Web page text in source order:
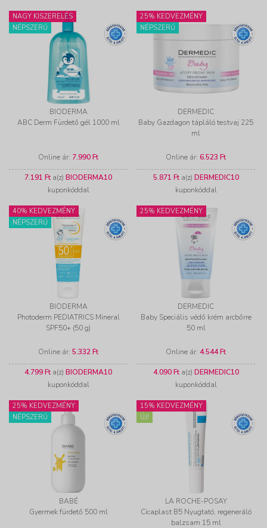
NAGY KISZERELÉS
NÉPSZERŰ
BIODERMA
ABC Derm Fürdető gél 1000 ml
Online ár: 7.990 Ft
7.191 Ft a(z) BIODERMA10
kuponkóddal
25% KEDVEZMÉNY
NÉPSZERŰ
DERMEDIC
Baby Gazdagon tápláló testvaj 225
ml
Online ár: 6.523 Ft
5.871 Fta(z) DERMEDIC10
kuponkóddal
40% KEDVEZMÉNY
NÉPSZERŰ
BIODERMA
Photoderm PEDIATRICS Mineral
SPF50+ (50 g)
Online ár: 5.332 Ft
4.799 Ft a(z) BIODERMA10
kuponkóddal
25% KEDVEZMÉNY
DERMEDIC
Baby Speciális védő krém arcbőrre
50 ml
Online ár: 4.544 Ft
4.090 Fta(z) DERMEDIC10
kuponkóddal
25% KEDVEZMÉNY
NÉPSZERŰ
BABÉ
Gyermek fürdető 500 ml
15% KEDVEZMÉNY
ÚJ!
LA ROCHE-POSAY
Cicaplast B5 Nyugtató, regeneráló
balzsam 15 ml